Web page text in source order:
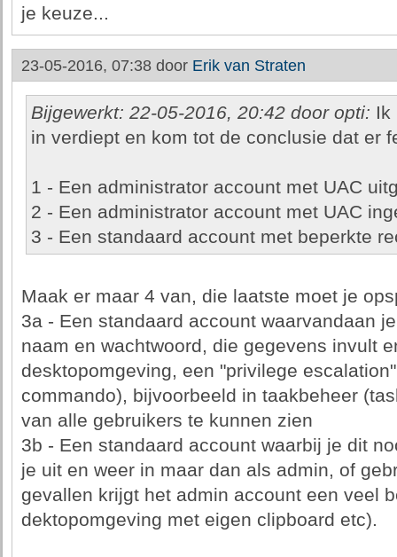
je keuze...
23-05-2016, 07:38 door Erik van Straten
Bijgewerkt: 22-05-2016, 20:42 door opti: Ik
in verdiept en kom tot de conclusie dat er
1 - Een administrator account met UAC
2 - Een administrator account met UAC
3 - Een standaard account met beperkte
Maak er maar 4 van, die laatste moet je
3a - Een standaard account waarvandaan
naam en wachtwoord, die gegevens invult
desktopomgeving, een "privilege
commando), bijvoorbeeld in taakbeheer
van alle gebruikers te kunnen zien
3b - Een standaard account waarbij je dit
je uit en weer in maar dan als admin, of
gevallen krijgt het admin account een veel
dektopomgeving met eigen clipboard etc).